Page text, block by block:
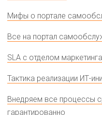
Мифы о портале
Все на портал
SLA с отделом маркетинга
Тактика реализации ИТ-
Внедряем все процессы
гарантированно